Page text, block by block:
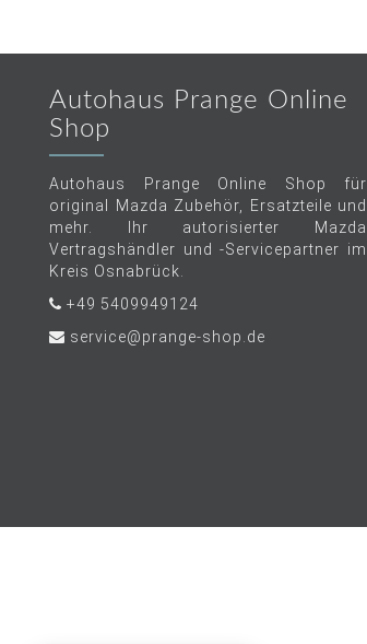
Autohaus Prange Online
Shop
Autohaus Prange Online Shop für
original Mazda Zubehör, Ersatzteile und
mehr. Ihr autorisierter Mazda
Vertragshändler und -Servicepartner im
Kreis Osnabrück.
+49 5409949124
service@prange-shop.de